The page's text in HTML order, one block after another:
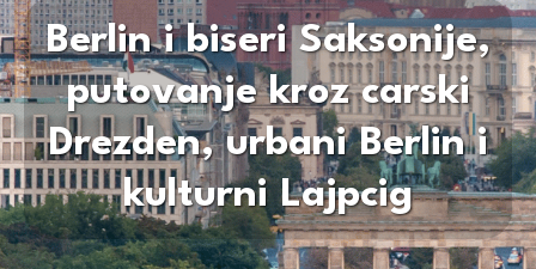
Berlin i biseri Saksonije,
putovanje kroz carski
Drezden, urbani Berlin i
kulturni Lajpcig